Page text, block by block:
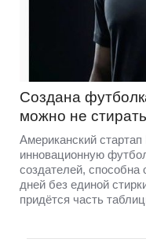
Создана
можно не
Американский
инновационную
создателей, способна
дней без единой
придётся часть